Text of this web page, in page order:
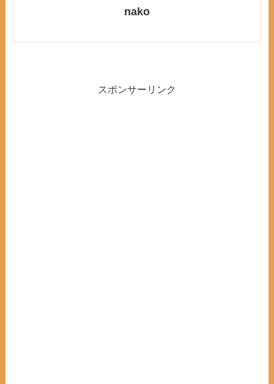
nako
スポンサーリンク